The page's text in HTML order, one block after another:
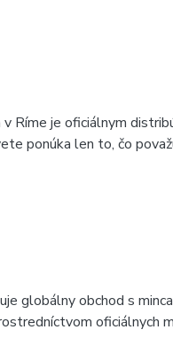
Ríme je oficiálnym
ponúka len to, čo
globálny obchod s
oficiálnych